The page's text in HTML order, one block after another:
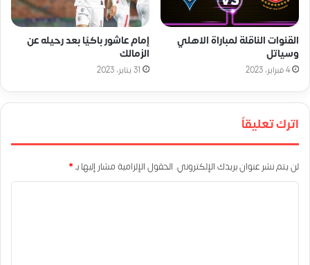
القنوات الناقلة لمباراة الاهلي
وسياتل
4 فبراير، 2023
إمام عاشور باكيًا بعد رحيله عن
الزمالك
31 يناير، 2023
اترك تعليقاً
لن يتم نشر عنوان بريدك الإلكتروني. الحقول الإلزامية مشار إليها بـ*